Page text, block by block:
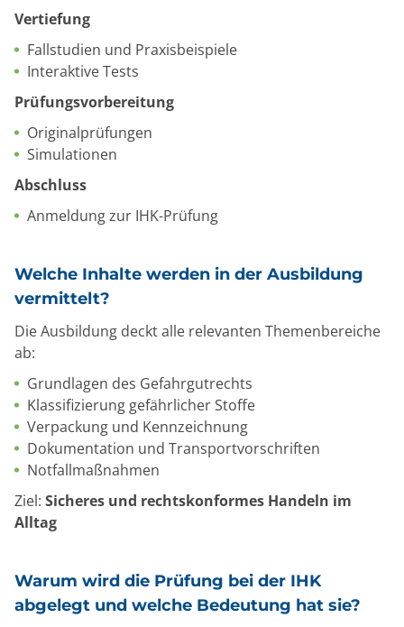
Vertiefung
Fallstudien und Praxisbeispiele
Interaktive Tests
Prüfungsvorbereitung
Originalprüfungen
Simulationen
Abschluss
Anmeldung zur IHK-Prüfung
Welche Inhalte werden in der Ausbildung
vermittelt?
Die Ausbildung deckt alle relevanten Themenbereiche
ab:
Grundlagen des Gefahrgutrechts
Klassifizierung gefährlicher Stoffe
Verpackung und Kennzeichnung
Dokumentation und Transportvorschriften
Notfallmaßnahmen
Ziel: Sicheres und rechtskonformes Handeln im
Alltag
Warum wird die Prüfung bei der IHK
abgelegt und welche Bedeutung hat sie?